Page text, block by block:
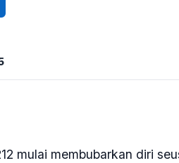
mulai membubarkan diri